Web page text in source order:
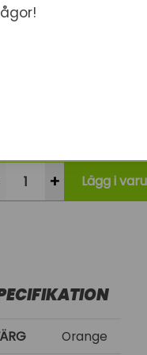
+ Lägg i
Orange